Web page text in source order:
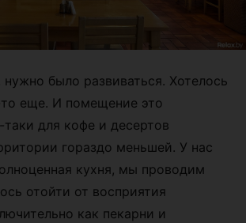
было развиваться. Хотелось
то еще. И помещение это
таки для кофе и десертов
гораздо меньшей. У нас
кухня, мы проводим
отойти от восприятия
как пекарни и